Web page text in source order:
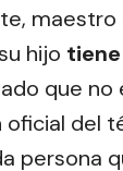
maestro
hijo
que no
oficial del
persona